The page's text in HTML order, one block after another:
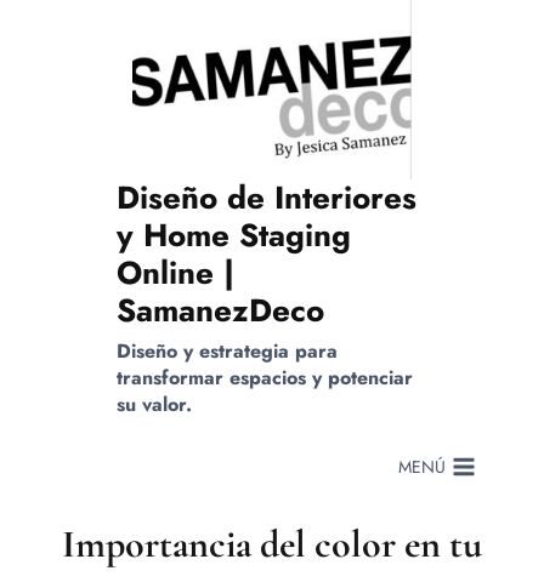
Diseño de Interiores
y Home Staging
Online |
SamanezDeco
Diseño y estrategia para
transformar espacios y potenciar
su valor.
MENÚ
Importancia del color en tu